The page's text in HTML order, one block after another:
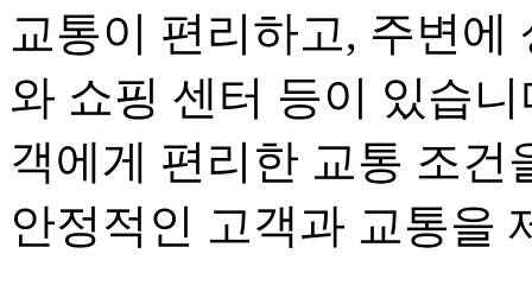
교통이 편리하고, 주변
와 쇼핑 센터 등이 있습
객에게 편리한 교통 조건
안정적인 고객과 교통을